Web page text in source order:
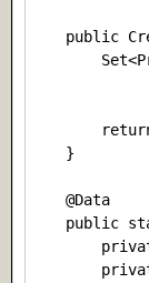
public
    }
    @Data
public